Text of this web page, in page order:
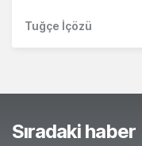
Tuğçe İçözü
Sıradaki haber